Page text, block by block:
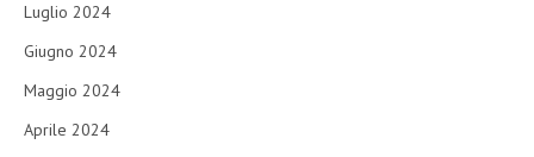
Luglio 2024
Giugno 2024
Maggio 2024
Aprile 2024